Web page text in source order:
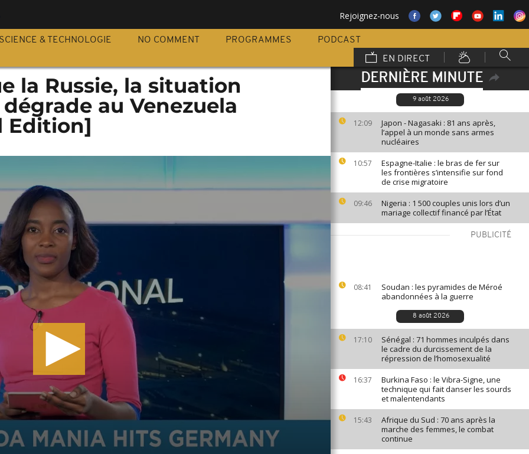
Rejoignez-nous
SCIENCE & TECHNOLOGIE NO COMMENT PROGRAMMES
PODCAST
EN DIRECT
DERNIÈRE MINUTE
9 août 2026
12:09
Japon - Nagasaki : 81 ans après,
l’appel à un monde sans armes
nucléaires
10:57
Espagne-Italie : le bras de fer sur
les frontières s’intensifie sur fond
de crise migratoire
09:46
Nigeria : 1 500 couples unis lors d’un
mariage collectif financé par l’État
PUBLICITÉ
08:41
Soudan : les pyramides de Méroé
abandonnées à la guerre
8 août 2026
17:10
Sénégal : 71 hommes inculpés dans
le cadre du durcissement de la
répression de l’homosexualité
16:37
Burkina Faso : le Vibra-Signe, une
technique qui fait danser les sourds
et malentendants
15:43
Afrique du Sud : 70 ans après la
marche des femmes, le combat
continue
la Russie, la situation
au Venezuela
Edition]